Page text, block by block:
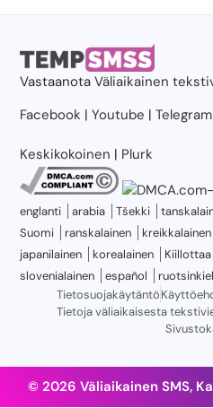
VastaanotaVäliaikainen
Facebook |Youtube |Telegram
Keskikokoinen | Plurk
englanti arabia Tšekki
Suomi
ranskalainen kreikkalainen
japanilainen
korealainen Kiillottaa
slovenialainen
español
Tietosuojakäytäntö
Tietoja väliaikaisesta
© 2026 Väliaikainen SMS,